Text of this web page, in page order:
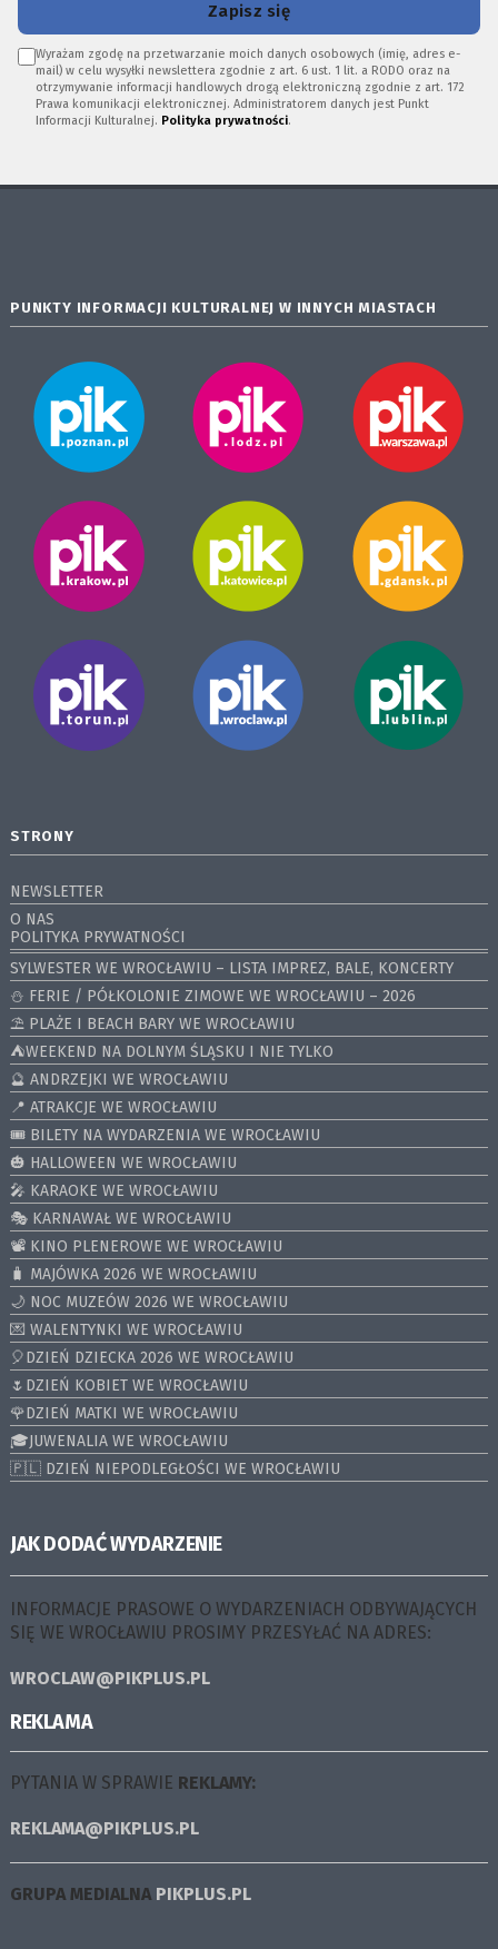
Zapisz się
Wyrażam zgodę na przetwarzanie moich danych osobowych (imię, adres e-
mail) w celu wysyłki newslettera zgodnie z art. 6 ust. 1 lit. a RODO oraz na
otrzymywanie informacji handlowych drogą elektroniczną zgodnie z art. 172
Prawa komunikacji elektronicznej. Administratorem danych jest Punkt
Informacji Kulturalnej. Polityka prywatności.
PUNKTY INFORMACJI KULTURALNEJ W INNYCH MIASTACH
STRONY
NEWSLETTER
O NAS
POLITYKA PRYWATNOŚCI
SYLWESTER WE WROCŁAWIU – LISTA IMPREZ, BALE, KONCERTY
⛄️ FERIE / PÓŁKOLONIE ZIMOWE WE WROCŁAWIU – 2026
⛱️ PLAŻE I BEACH BARY WE WROCŁAWIU
⛺️WEEKEND NA DOLNYM ŚLĄSKU I NIE TYLKO
🔮 ANDRZEJKI WE WROCŁAWIU
📍 ATRAKCJE WE WROCŁAWIU
🎟️ BILETY NA WYDARZENIA WE WROCŁAWIU
🎃 HALLOWEEN WE WROCŁAWIU
🎤 KARAOKE WE WROCŁAWIU
🎭 KARNAWAŁ WE WROCŁAWIU
📽️ KINO PLENEROWE WE WROCŁAWIU
🧳 MAJÓWKA 2026 WE WROCŁAWIU
🌙 NOC MUZEÓW 2026 WE WROCŁAWIU
💌 WALENTYNKI WE WROCŁAWIU
🎈DZIEŃ DZIECKA 2026 WE WROCŁAWIU
🌷DZIEŃ KOBIET WE WROCŁAWIU
🌹DZIEŃ MATKI WE WROCŁAWIU
🎓JUWENALIA WE WROCŁAWIU
🇵🇱 DZIEŃ NIEPODLEGŁOŚCI WE WROCŁAWIU
JAK DODAĆ WYDARZENIE
INFORMACJE PRASOWE O WYDARZENIACH ODBYWAJĄCYCH
SIĘ WE WROCŁAWIU PROSIMY PRZESYŁAĆ NA ADRES:
WROCLAW@PIKPLUS.PL
REKLAMA
PYTANIA W SPRAWIE REKLAMY:
REKLAMA@PIKPLUS.PL
GRUPA MEDIALNA PIKPLUS.PL